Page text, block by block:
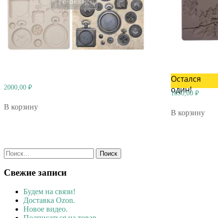
2000,00 ₽
В корзину
Остался
один!
1850,00₽
В корзину
Найти:
Свежие записи
Будем на связи!
Доставка Ozon.
Новое видео.